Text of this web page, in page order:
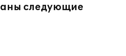
следующие